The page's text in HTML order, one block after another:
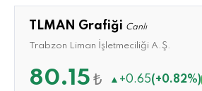
TLMAN Grafiği Canlı
Trabzon Liman İşletmeciliği A.Ş.
80.15 ₺ ▲ +0.65(+0.82%)